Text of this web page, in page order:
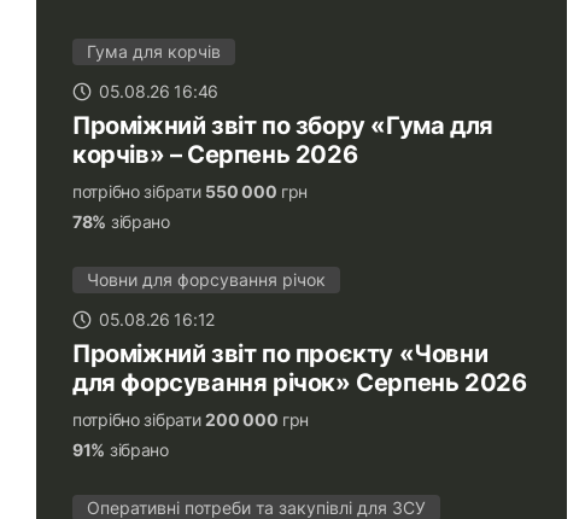
Гума для корчів
05.08.26 16:46
Проміжний звіт по збору «Гума для
корчів» – Серпень 2026
потрібно зібрати 550 000 грн
78% зібрано
Човни для форсування річок
05.08.26 16:12
Проміжний звіт по проєкту «Човни
для форсування річок» Серпень 2026
потрібно зібрати200 000 грн
91% зібрано
Оперативні потреби та закупівлі для ЗСУ